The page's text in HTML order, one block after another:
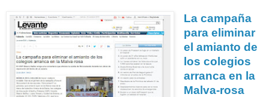
La campaña
para eliminar
el amianto de
los colegios
arranca en la
Malva-rosa